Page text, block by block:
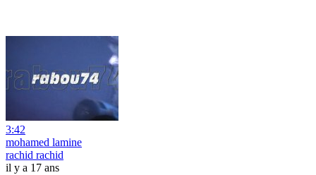
3:42
mohamed lamine
rachid rachid
il y a 17 ans